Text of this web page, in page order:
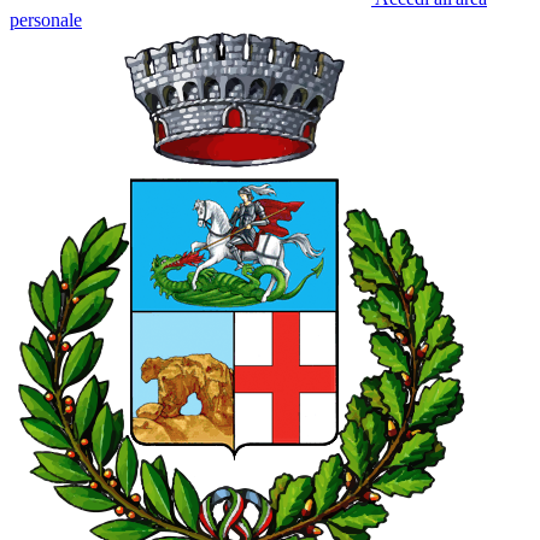
personale